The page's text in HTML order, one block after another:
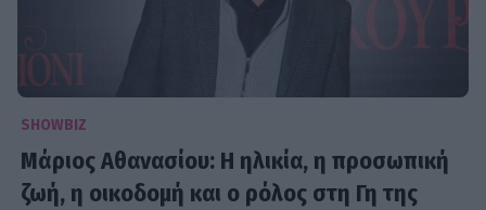
SHOWBIZ
Μάριος Αθανασίου: Η ηλικία, η προσωπική
ζωή, η οικοδομή και ο ρόλος στη Γη της